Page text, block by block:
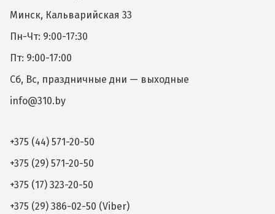
Минск, Кальварийская 33
Пн-Чт: 9:00-17:30
Пт: 9:00-17:00
Сб, Вс, праздничные дни — выходные
info@310.by
+375 (44) 571-20-50
+375 (29) 571-20-50
+375 (17) 323-20-50
+375 (29) 386-02-50 (Viber)